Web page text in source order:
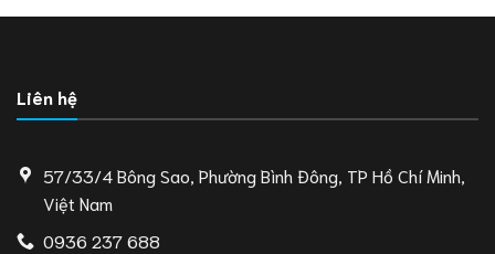
Liên hệ
57/33/4 Bông Sao, Phường Bình Đông, TP Hồ Chí Minh,
Việt Nam
0936 237 688